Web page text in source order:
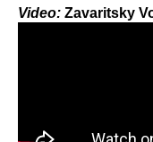
Video: Zavaritsky